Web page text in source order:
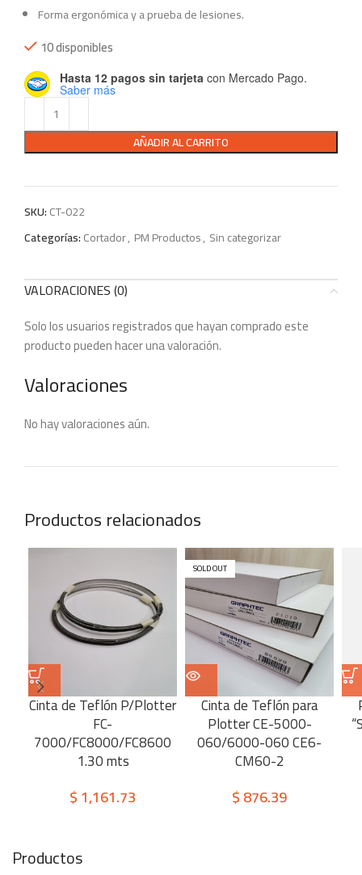
Forma ergonómica y a prueba de lesiones.
10 disponibles
Hasta 12 pagos sin tarjeta con Mercado Pago.
Saber más
AÑADIR AL CARRITO
SKU:CT-022
Categorías:Cortador, PM Productos, Sin categorizar
VALORACIONES (0)
Valoraciones
No hay valoraciones aún.
Solo los usuarios registrados que hayan comprado este
producto pueden hacer una valoración.
Productos relacionados
Cinta de Teflón P/Plotter
FC-
7000/FC8000/FC8600
1.30 mts
$1,161.73
SOLD OUT
Cinta de Teflón para
Plotter CE-5000-
060/6000-060 CE6-
CM60-2
$876.39
Productos